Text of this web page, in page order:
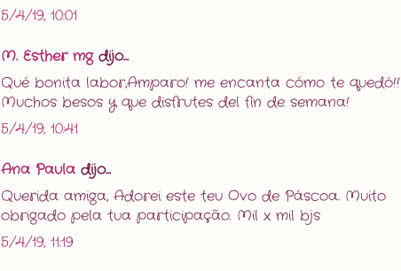
5/4/19, 10:01
M. Esther mgdijo...
Qué bonita labor,Amparo! me encanta cómo te quedó!!
Muchos besos y que disfrutes del fin de semana!
5/4/19, 10:41
Ana Paula dijo...
Querida amiga, Adorei este teu Ovo de Páscoa. Muito
obrigado pela tua participação. Mil x mil bjs
5/4/19, 11:19